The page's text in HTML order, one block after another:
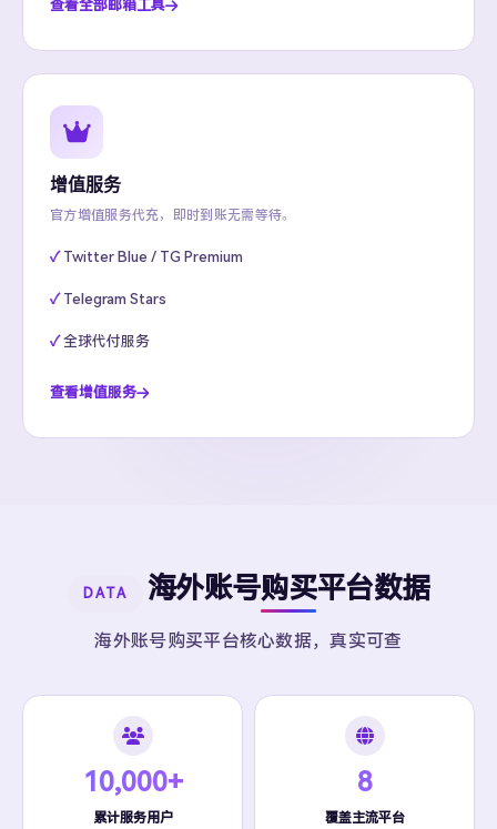
查看全部邮箱工具
增值服务
官方增值服务代充，即时到账无需等待。
Twitter Blue / TG Premium
Telegram Stars
全球代付服务
查看增值服务
DATA 海外账号购买平台数据
海外账号购买平台核心数据，真实可查
10,000+
累计服务用户
8
覆盖主流平台